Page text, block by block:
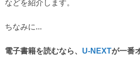
などを紹介します。
ちなみに…
電子書籍を読むなら、 U-NEXTが一番